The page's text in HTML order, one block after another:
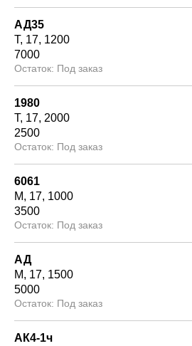
АД35
Т 17 1200
7000
Под заказ
1980
Т 17 2000
2500
Под заказ
6061
М
17 1000
3500
Под заказ
АД
М
17 1500
5000
Под заказ
АК4-1ч